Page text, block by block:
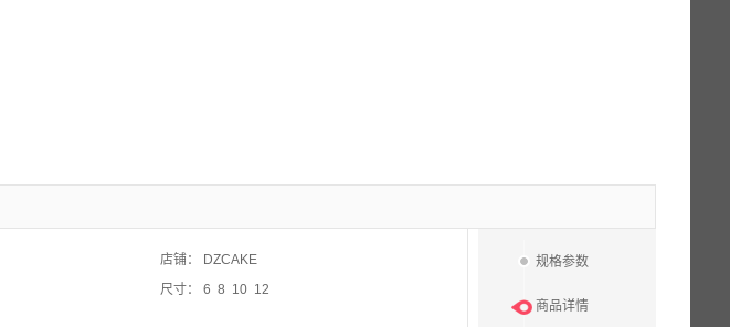
规格参数
商品详情
店铺：
DZCAKE
尺寸： 6 8 10 12